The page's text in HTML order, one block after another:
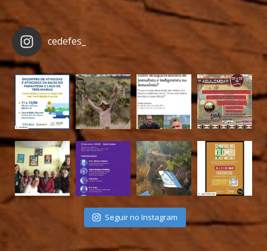
cedefes_
Seguir no Instagram